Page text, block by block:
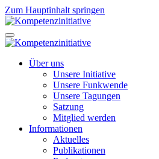
Zum Hauptinhalt springen
Über uns
Unsere Initiative
Unsere Funkwende
Unsere Tagungen
Satzung
Mitglied werden
Informationen
Aktuelles
Publikationen